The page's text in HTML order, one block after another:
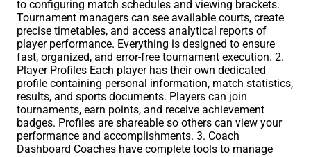
to configuring match schedules and viewing brackets.
Tournament managers can see available courts, create
precise timetables, and access analytical reports of
player performance. Everything is designed to ensure
fast, organized, and error-free tournament execution. 2.
Player Profiles Each player has their own dedicated
profile containing personal information, match statistics,
results, and sports documents. Players can join
tournaments, earn points, and receive achievement
badges. Profiles are shareable so others can view your
performance and accomplishments. 3. Coach
Dashboard Coaches have complete tools to manage